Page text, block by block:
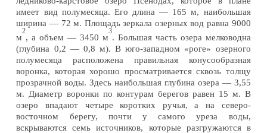
имеет вид полумесяца. Его длина — 165 м, наибольшая
ширина — 72 м. Площадь зеркала озерных вод равна 9000
м
2
, а объем — 3450 м
3
. Большая часть озера мелководна
(глубина 0,2 — 0,8 м). В юго-западном «роге» озерного
полумесяца расположена правильная конусообразная
воронка, которая хорошо просматривается сквозь толщу
прозрачной воды. Здесь наибольшая глубина озера — 3,55
м. Диаметр воронки по контурам берегов равен 15 м. В
озеро впадают четыре коротких ручья, а на северо-
восточном берегу, почти у самого уреза воды,
вскрываются семь источников, которые разгружаются в